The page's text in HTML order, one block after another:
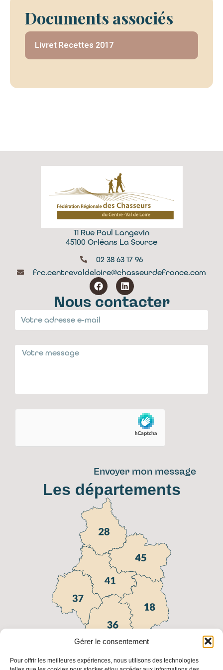
Gérer le consentement
Pour offrir les meilleures expériences, nous utilisons des technologies
Documents associés
Livret Recettes 2017
11 Rue Paul Langevin
45100 Orléans La Source
02 38 63 17 96
frc.centrevaldeloire@chasseurdefrance.com
Nous contacter
Envoyer mon message
Les départements